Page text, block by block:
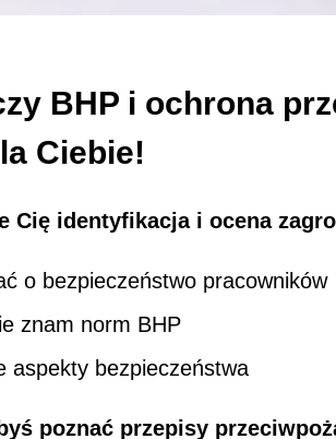
BHP i ochrona
Ciebie!
Cię identyfikacja i ocena
o bezpieczeństwo pracowników
znam norm BHP
aspekty bezpieczeństwa
poznać przepisy